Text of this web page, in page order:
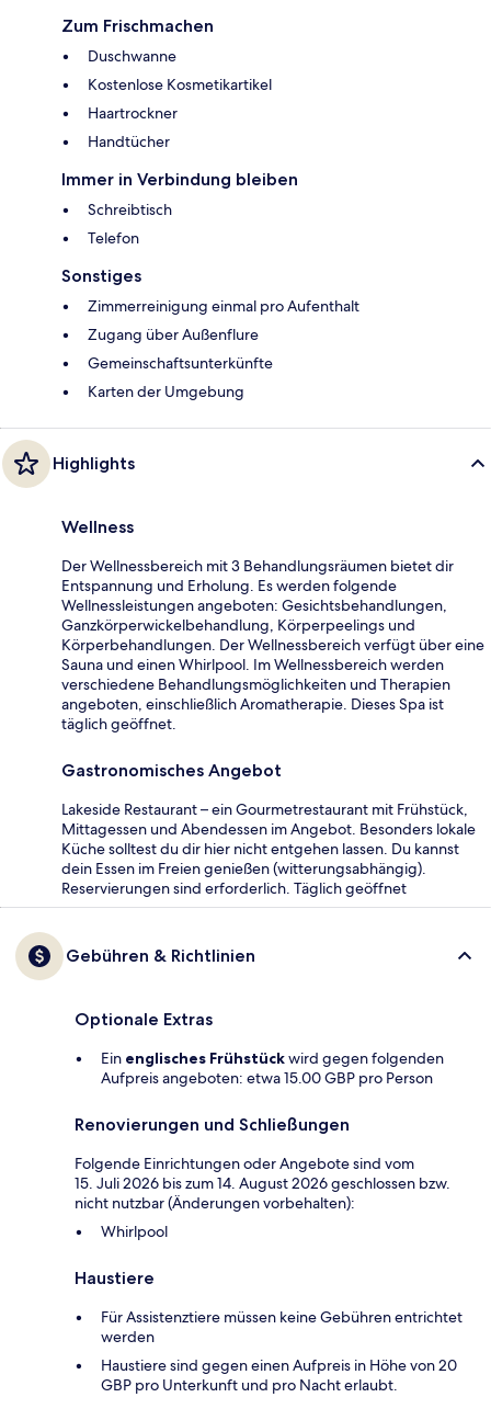
Zum Frischmachen
Duschwanne
Kostenlose Kosmetikartikel
Haartrockner
Handtücher
Immer in Verbindung bleiben
Schreibtisch
Telefon
Sonstiges
Zimmerreinigung einmal pro Aufenthalt
Zugang über Außenflure
Gemeinschaftsunterkünfte
Karten der Umgebung
Highlights
Wellness
Der Wellnessbereich mit 3 Behandlungsräumen bietet dir
Entspannung und Erholung. Es werden folgende
Wellnessleistungen angeboten: Gesichtsbehandlungen,
Ganzkörperwickelbehandlung, Körperpeelings und
Körperbehandlungen. Der Wellnessbereich verfügt über eine
Sauna und einen Whirlpool. Im Wellnessbereich werden
verschiedene Behandlungsmöglichkeiten und Therapien
angeboten, einschließlich Aromatherapie. Dieses Spa ist
täglich geöffnet.
Gastronomisches Angebot
Lakeside Restaurant – ein Gourmetrestaurant mit Frühstück,
Mittagessen und Abendessen im Angebot. Besonders lokale
Küche solltest du dir hier nicht entgehen lassen. Du kannst
dein Essen im Freien genießen (witterungsabhängig).
Reservierungen sind erforderlich. Täglich geöffnet
Gebühren & Richtlinien
Optionale Extras
Ein englisches Frühstückwird gegen folgenden
Aufpreis angeboten: etwa 15.00 GBP pro Person
Renovierungen und Schließungen
Folgende Einrichtungen oder Angebote sind vom
15. Juli 2026 bis zum 14. August 2026 geschlossen bzw.
nicht nutzbar (Änderungen vorbehalten):
Whirlpool
Haustiere
Für Assistenztiere müssen keine Gebühren entrichtet
werden
Haustiere sind gegen einen Aufpreis in Höhe von 20
GBP pro Unterkunft und pro Nacht erlaubt.